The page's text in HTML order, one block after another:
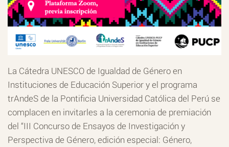
La Cátedra UNESCO de Igualdad de Género en
Instituciones de Educación Superior y el programa
trAndeS de la Pontificia Universidad Católica del Perú se
complacen en invitarles a la ceremonia de premiación
del “III Concurso de Ensayos de Investigación y
Perspectiva de Género, edición especial: Género,